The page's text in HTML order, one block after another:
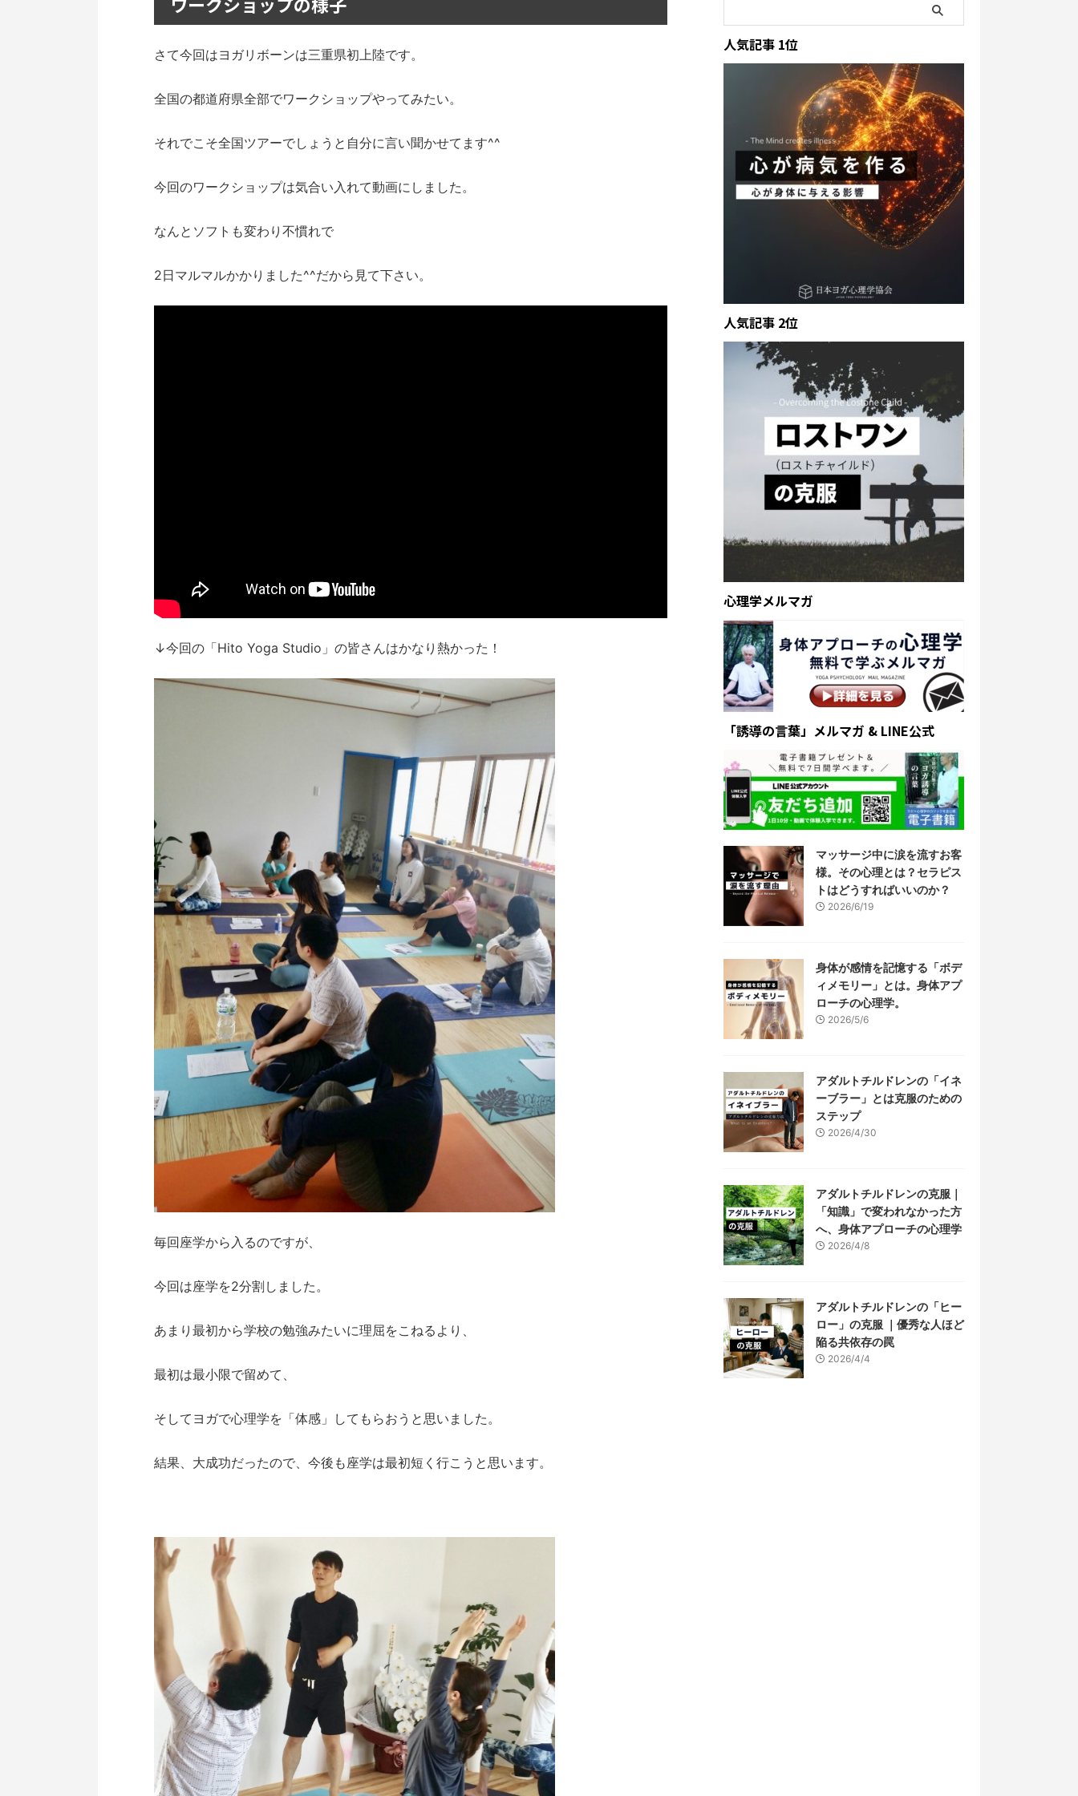
さて今回はヨガリボーンは三重県初上陸です。
全国の都道府県全部でワークショップやってみたい。
それでこそ全国ツアーでしょうと自分に言い聞かせてます^^
今回のワークショップは気合い入れて動画にしました。
なんとソフトも変わり不慣れで
2日マルマルかかりました^^だから見て下さい。
↓今回の「Hito Yoga Studio」の皆さんはかなり熱かった！
毎回座学から入るのですが、
今回は座学を2分割しました。
あまり最初から学校の勉強みたいに理屈をこねるより、
最初は最小限で留めて、
そしてヨガで心理学を「体感」してもらおうと思いました。
結果、大成功だったので、今後も座学は最初短く行こうと思います。
人気記事 1位
人気記事 2位
心理学メルマガ
「誘導の言葉」メルマガ & LINE公式
マッサージ中に涙を流すお客
様。その心理とは？セラピス
トはどうすればいいのか？
2026/6/19
身体が感情を記憶する「ボデ
ィメモリー」とは。身体アプ
ローチの心理学。
2026/5/6
アダルトチルドレンの「イネ
ーブラー」とは克服のための
ステップ
2026/4/30
アダルトチルドレンの克服｜
「知識」で変われなかった方
へ、身体アプローチの心理学
2026/4/8
アダルトチルドレンの「ヒー
ロー」の克服 ｜優秀な人ほど
陥る共依存の罠
2026/4/4